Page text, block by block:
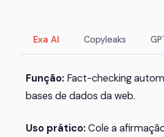
Exa AI Copyleaks
Função: Fact-checking
bases de dados da web.
Uso prático:Cole a